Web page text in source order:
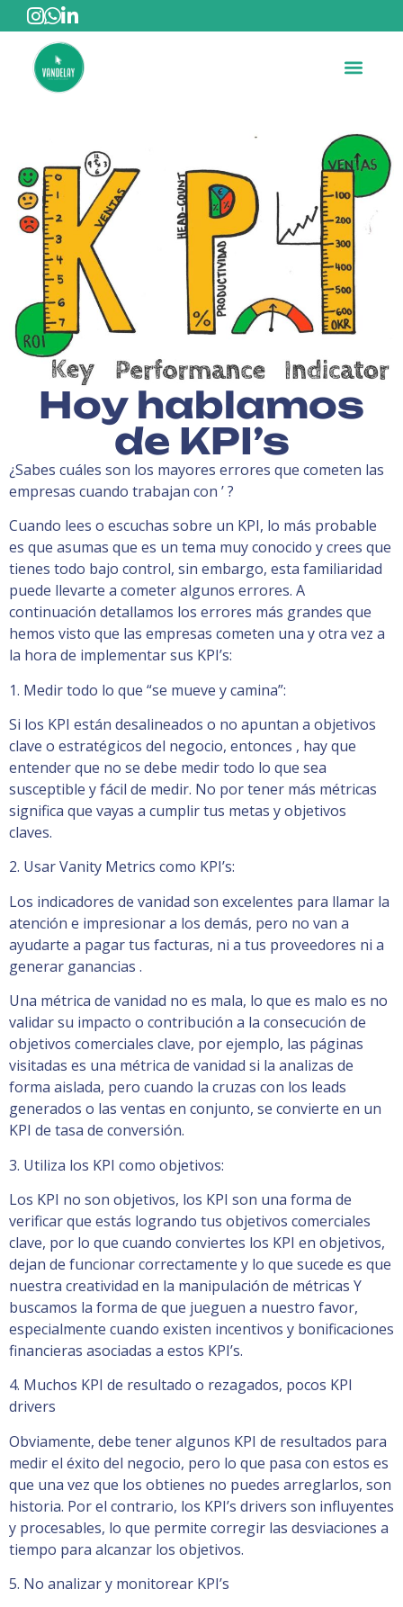
Hoy hablamos
de KPI’s
¿Sabes cuáles son los mayores errores que cometen las
empresas cuando trabajan con ’ ?
Cuando lees o escuchas sobre un KPI, lo más probable
es que asumas que es un tema muy conocido y crees que
tienes todo bajo control, sin embargo, esta familiaridad
puede llevarte a cometer algunos errores. A
continuación detallamos los errores más grandes que
hemos visto que las empresas cometen una y otra vez a
la hora de implementar sus KPI’s:
1. Medir todo lo que “se mueve y camina”:
Si los KPI están desalineados o no apuntan a objetivos
clave o estratégicos del negocio, entonces , hay que
entender que no se debe medir todo lo que sea
susceptible y fácil de medir. No por tener más métricas
significa que vayas a cumplir tus metas y objetivos
claves.
2. Usar Vanity Metrics como KPI’s:
Los indicadores de vanidad son excelentes para llamar la
atención e impresionar a los demás, pero no van a
ayudarte a pagar tus facturas, ni a tus proveedores ni a
generar ganancias .
Una métrica de vanidad no es mala, lo que es malo es no
validar su impacto o contribución a la consecución de
objetivos comerciales clave, por ejemplo, las páginas
visitadas es una métrica de vanidad si la analizas de
forma aislada, pero cuando la cruzas con los leads
generados o las ventas en conjunto, se convierte en un
KPI de tasa de conversión.
3. Utiliza los KPI como objetivos:
Los KPI no son objetivos, los KPI son una forma de
verificar que estás logrando tus objetivos comerciales
clave, por lo que cuando conviertes los KPI en objetivos,
dejan de funcionar correctamente y lo que sucede es que
nuestra creatividad en la manipulación de métricas Y
buscamos la forma de que jueguen a nuestro favor,
especialmente cuando existen incentivos y bonificaciones
financieras asociadas a estos KPI’s.
4. Muchos KPI de resultado o rezagados, pocos KPI
drivers
Obviamente, debe tener algunos KPI de resultados para
medir el éxito del negocio, pero lo que pasa con estos es
que una vez que los obtienes no puedes arreglarlos, son
historia. Por el contrario, los KPI’s drivers son influyentes
y procesables, lo que permite corregir las desviaciones a
tiempo para alcanzar los objetivos.
5. No analizar y monitorear KPI’s